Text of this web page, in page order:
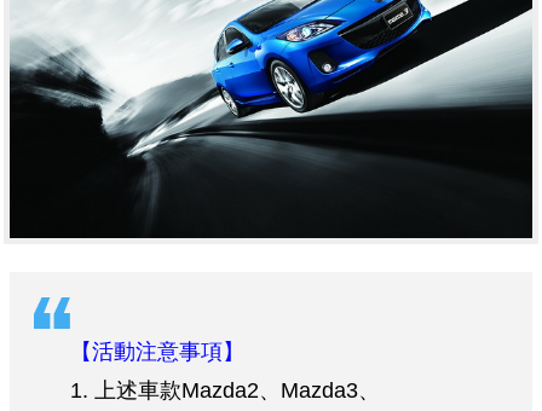
【活動注意事項】
1. 上述車款Mazda2、Mazda3、